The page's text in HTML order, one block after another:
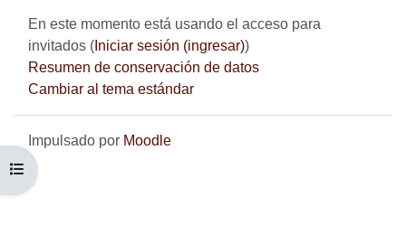
ABRIR ÍNDICE DEL CURSO
En este momento está usando el acceso para
invitados ( Iniciar sesión (ingresar))
Resumen de conservación de datos
Cambiar al tema estándar
Impulsado por Moodle